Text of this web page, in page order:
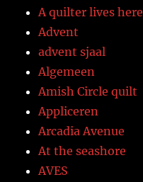
A quilter lives here
Advent
advent sjaal
Algemeen
Amish Circle quilt
Appliceren
Arcadia Avenue
At the seashore
AVES